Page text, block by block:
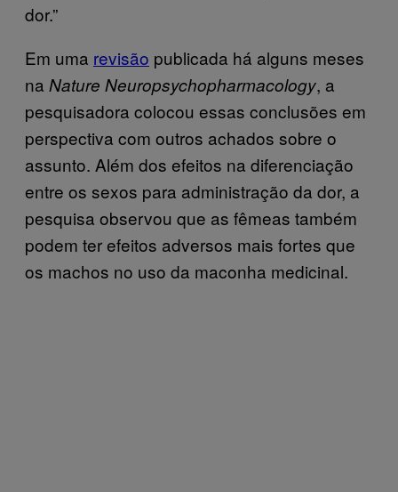
dor.”
Em uma revisão publicada há alguns meses
na Nature Neuropsychopharmacology, a
pesquisadora colocou essas conclusões em
perspectiva com outros achados sobre o
assunto. Além dos efeitos na diferenciação
entre os sexos para administração da dor, a
pesquisa observou que as fêmeas também
podem ter efeitos adversos mais fortes que
os machos no uso da maconha medicinal.